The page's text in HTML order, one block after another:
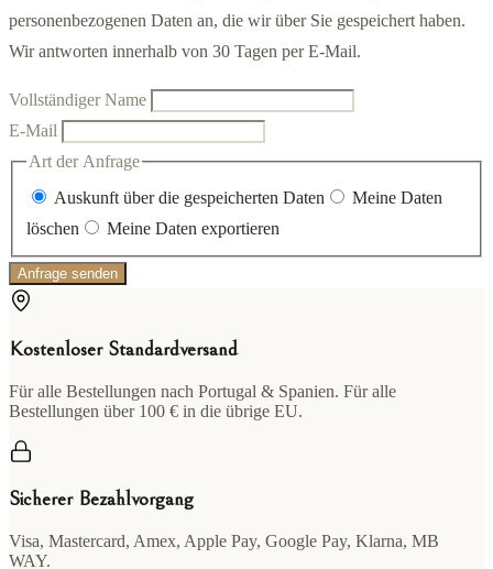
personenbezogenen Daten an, die wir über Sie gespeichert haben.
Wir antworten innerhalb von 30 Tagen per E-Mail.
Vollständiger Name
E-Mail
Art der Anfrage
Auskunft über die gespeicherten Daten
Meine Daten
löschen
Meine Daten exportieren
Anfrage senden
Kostenloser Standardversand
Für alle Bestellungen nach Portugal & Spanien. Für alle
Bestellungen über 100 € in die übrige EU.
Sicherer Bezahlvorgang
Visa, Mastercard, Amex, Apple Pay, Google Pay, Klarna, MB
WAY.